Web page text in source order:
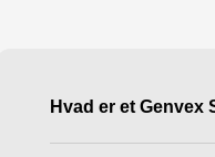
Hvad er et Genvex